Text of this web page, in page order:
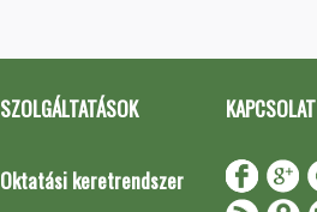
SZOLGÁLTATÁSOK
Oktatási keretrendszer
KAPCSOLAT